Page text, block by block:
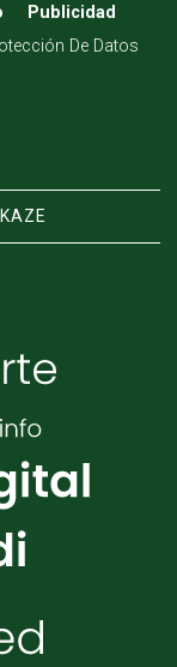
Publicidad
De Datos